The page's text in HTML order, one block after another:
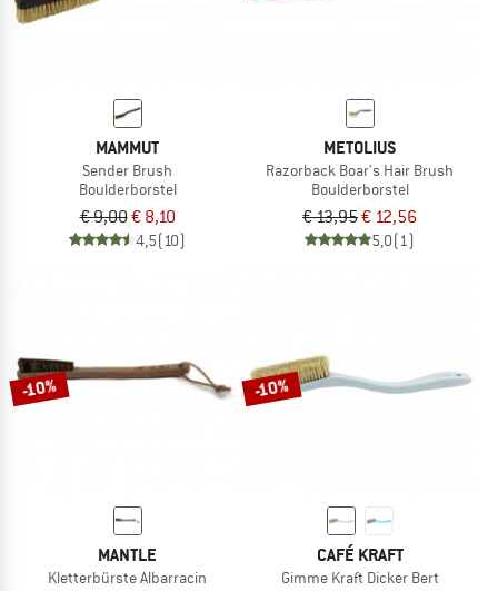
MAMMUT
Sender Brush
Boulderborstel
€ 9,00€ 8,10
4,5(10)
METOLIUS
Razorback Boar's Hair Brush
Boulderborstel
€ 13,95€ 12,56
5,0(1)
-10%
MANTLE
Kletterbürste Albarracin
-10%
CAFÉ KRAFT
Gimme Kraft Dicker Bert